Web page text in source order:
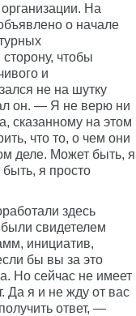
На
о начале
чтобы
и
не на шутку
он. — Я не верю ни
сказанному на этом
что то, о чем они
деле. Может быть, я
я просто
здесь
свидетелем
инициатив,
бы вы за это
Но сейчас не имеет
Да я и не жду от вас
ответ, —